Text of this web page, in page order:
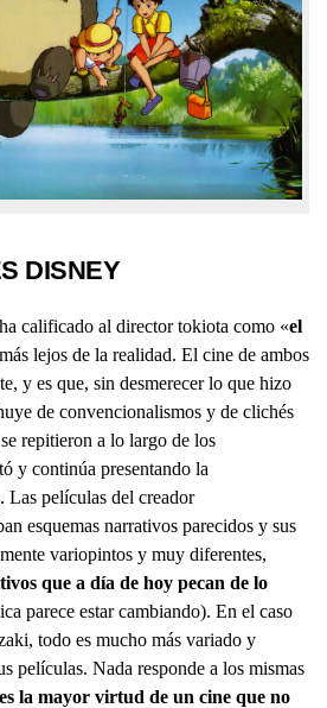
DISNEY
calificado al director tokiota como «el
lejos de la realidad. El cine de ambos
y es que, sin desmerecer lo que hizo
de convencionalismos y de clichés
repitieron a lo largo de los
y continúa presentando la
Las películas del creador
esquemas narrativos parecidos y sus
variopintos y muy diferentes,
que a día de hoy pecan de lo
parece estar cambiando). En el caso
todo es mucho más variado y
películas. Nada responde a los mismas
la mayor virtud de un cine que no